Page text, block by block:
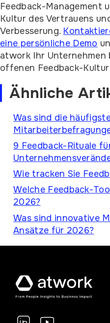
Feedback-Management
Kultur des Vertrauens
Verbesserung.
eine persönliche Demo
atwork Ihr Unternehmen
offenen Feedback-
Ähnliche
Was sind die
9 Feedback-Rituale
Wie tracken Sie
Welche Feedback-
2026?
Was sind innovative
Ansätze für 2026?